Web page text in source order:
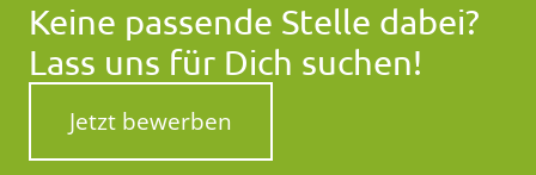
Keine passende Stelle dabei?
Lass uns für Dich suchen!
Jetzt bewerben